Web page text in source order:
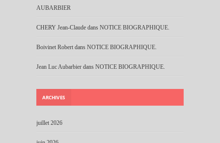
AUBARBIER
CHERY Jean-Claude dans NOTICE BIOGRAPHIQUE.
Boivinet Robert dans NOTICE BIOGRAPHIQUE.
Jean Luc Aubarbier dans NOTICE BIOGRAPHIQUE.
ARCHIVES
juillet 2026